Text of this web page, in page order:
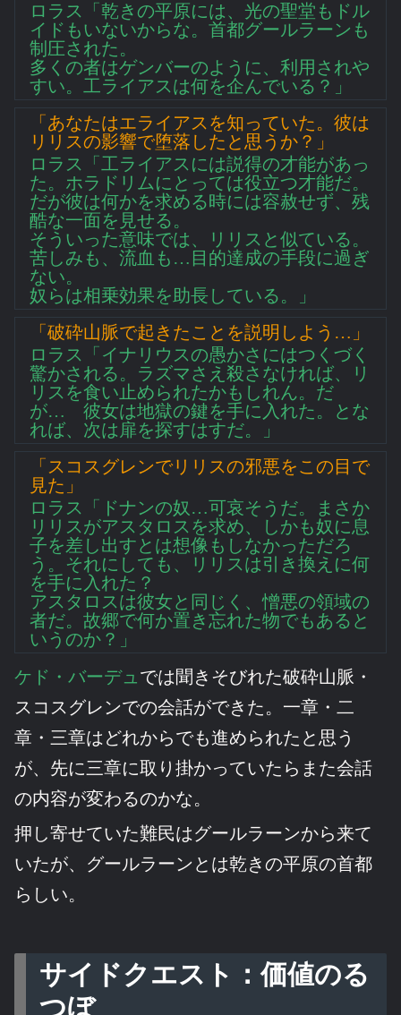
ロラス「乾きの平原には、光の聖堂もドル
イドもいないからな。首都グールラーンも
制圧された。
多くの者はゲンバーのように、利用されや
すい。工ライアスは何を企んでいる？」
「あなたはエライアスを知っていた。彼は
リリスの影響で堕落したと思うか？」
ロラス「工ライアスには説得の才能があっ
た。ホラドリムにとっては役立つ才能だ。
だが彼は何かを求める時には容赦せず、残
酷な一面を見せる。
そういった意味では、リリスと似ている。
苦しみも、流血も…目的達成の手段に過ぎ
ない。
奴らは相乗効果を助長している。」
「破砕山脈で起きたことを説明しよう…」
ロラス「イナリウスの愚かさにはつくづく
驚かされる。ラズマさえ殺さなければ、リ
リスを食い止められたかもしれん。だ
が… 彼女は地獄の鍵を手に入れた。とな
れば、次は扉を探すはすだ。」
「スコスグレンでリリスの邪悪をこの目で
見た」
ロラス「ドナンの奴…可哀そうだ。まさか
リリスがアスタロスを求め、しかも奴に息
子を差し出すとは想像もしなかっただろ
う。それにしても、リリスは引き換えに何
を手に入れた？
アスタロスは彼女と同じく、憎悪の領域の
者だ。故郷で何か置き忘れた物でもあると
いうのか？」
ケド・バーデュでは聞きそびれた破砕山脈・
スコスグレンでの会話ができた。一章・二
章・三章はどれからでも進められたと思う
が、先に三章に取り掛かっていたらまた会話
の内容が変わるのかな。
押し寄せていた難民はグールラーンから来て
いたが、グールラーンとは乾きの平原の首都
らしい。
サイドクエスト：価値のる
つぼ